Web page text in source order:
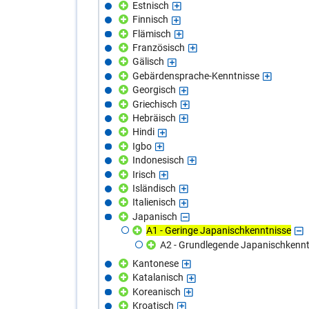
Estnisch
Finnisch
Flämisch
Französisch
Gälisch
Gebärdensprache-Kenntnisse
Georgisch
Griechisch
Hebräisch
Hindi
Igbo
Indonesisch
Irisch
Isländisch
Italienisch
Japanisch
A1 - Geringe Japanischkenntnisse
A2 - Grundlegende
Kantonese
Katalanisch
Koreanisch
Kroatisch